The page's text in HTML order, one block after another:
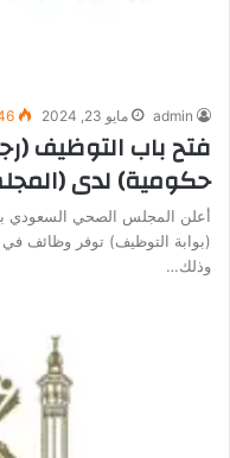
admin مايو 23, 2024
فتح باب التوظيف
حكومية) لدى
أعلن المجلس الصحي السعودي
(بوابة التوظيف) توفر وظائف في
وذلك…